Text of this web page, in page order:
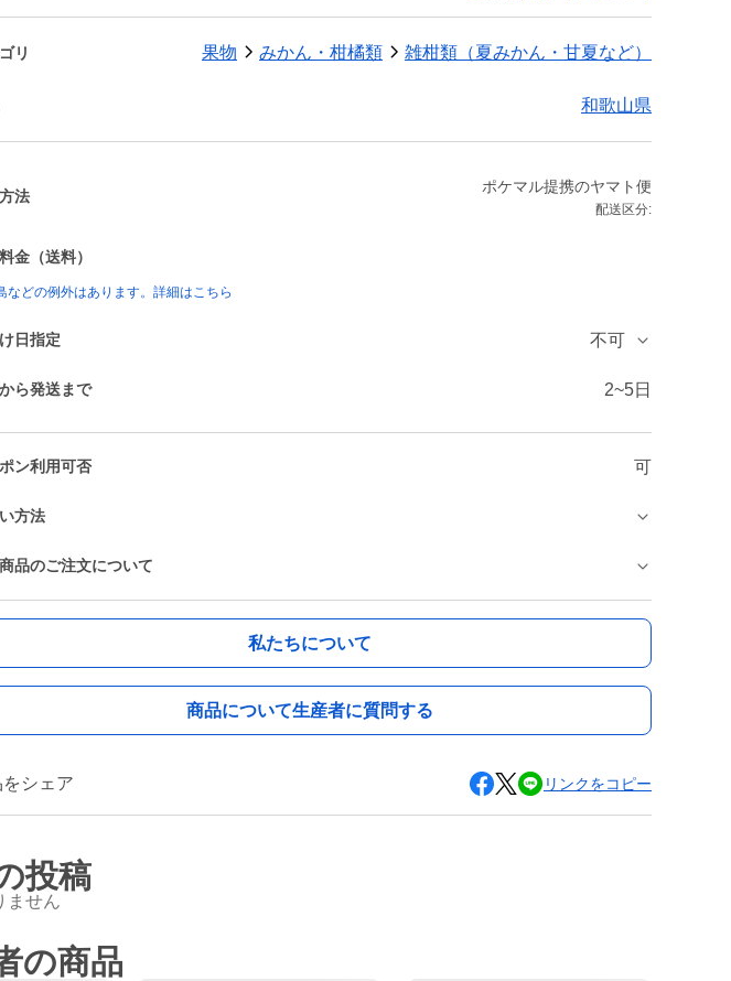
リ 果物 みかん・柑橘類 雑柑類（夏みかん・甘夏など）
和歌山県
法
ポケマル提携のヤマト便
配送区分:
金（送料）
などの例外はあります。詳細はこちら
日指定 不可
ら発送まで 2~5日
ン利用可否 可
方法
品のご注文について
私たちについて
商品について生産者に質問する
シェア リンクをコピー
投稿
ません
の商品